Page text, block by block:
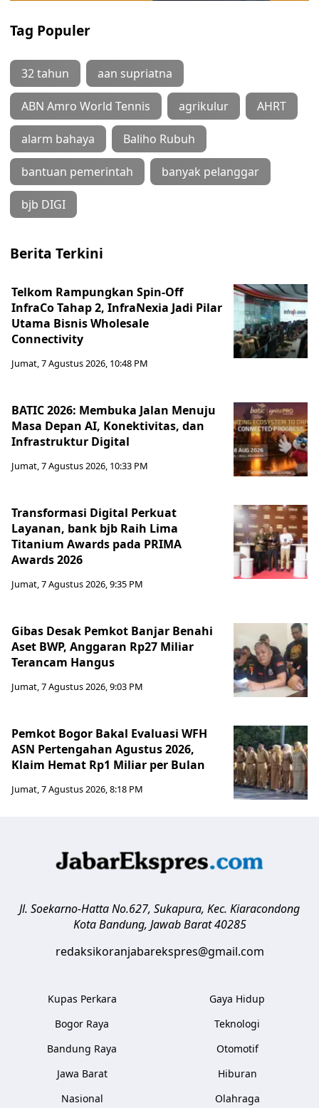
Tag Populer
32 tahun aan supriatna
ABN Amro World Tennis agrikulur AHRT
alarm bahaya Baliho Rubuh
bantuan pemerintah banyak pelanggar
bjb DIGI
Berita Terkini
Telkom Rampungkan Spin-Off
InfraCo Tahap 2, InfraNexia Jadi Pilar
Utama Bisnis Wholesale
Connectivity
Jumat, 7 Agustus 2026, 10:48 PM
BATIC 2026: Membuka Jalan Menuju
Masa Depan AI, Konektivitas, dan
Infrastruktur Digital
Jumat, 7 Agustus 2026, 10:33 PM
Transformasi Digital Perkuat
Layanan, bank bjb Raih Lima
Titanium Awards pada PRIMA
Awards 2026
Jumat, 7 Agustus 2026, 9:35 PM
Gibas Desak Pemkot Banjar Benahi
Aset BWP, Anggaran Rp27 Miliar
Terancam Hangus
Jumat, 7 Agustus 2026, 9:03 PM
Pemkot Bogor Bakal Evaluasi WFH
ASN Pertengahan Agustus 2026,
Klaim Hemat Rp1 Miliar per Bulan
Jumat, 7 Agustus 2026, 8:18 PM
Jl. Soekarno-Hatta No.627, Sukapura, Kec. Kiaracondong
Kota Bandung, Jawab Barat 40285
redaksikoranjabarekspres@gmail.com
Kupas Perkara
Bogor Raya
Bandung Raya
Jawa Barat
Nasional
Gaya Hidup
Teknologi
Otomotif
Hiburan
Olahraga